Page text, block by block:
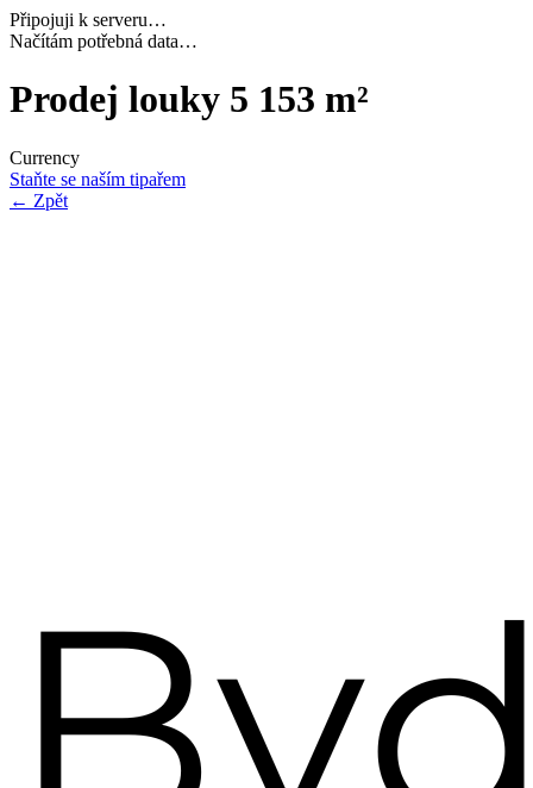
Připojuji k serveru…
Dokončuji inicializaci…
Prodej louky 5 153 m²
Currency
Staňte se naším tipařem
← Zpět